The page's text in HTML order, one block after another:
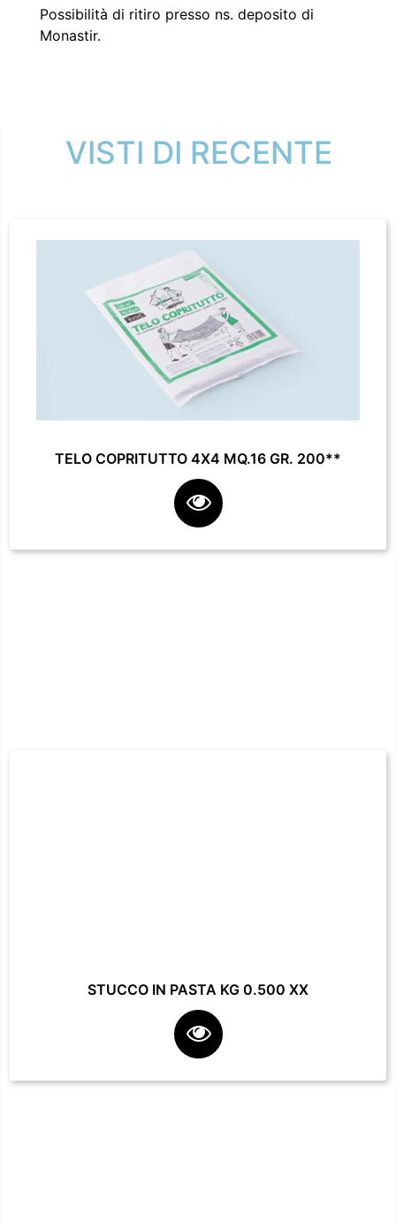
Possibilità di ritiro presso ns. deposito di
Monastir.
VISTI DI RECENTE
TELO COPRITUTTO 4X4 MQ.16 GR. 200**
STUCCO IN PASTA KG 0.500 XX